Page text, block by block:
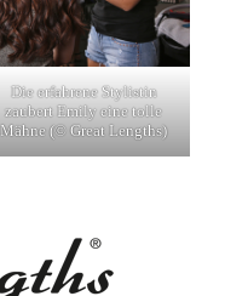
Die erfahrene Stylistin
zaubert Emily eine tolle
Mähne (© Great Lengths)